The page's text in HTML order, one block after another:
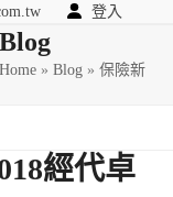
登入
Blog
Home »Blog »保險新
經代卓